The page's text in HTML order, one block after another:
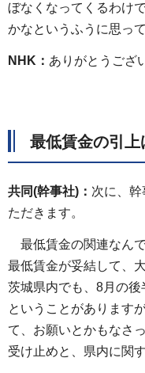
ぼなくなってくるわけ
かなというふうに思って
NHK： ありがとうござ
最低賃金の引上
共同(幹事社)： 次に、
ただきます。
最低賃金の関連なん
最低賃金が妥結して、
茨城県内でも、8月の
ということがあります
て、お願いとかもなさ
受け止めと、県内に関